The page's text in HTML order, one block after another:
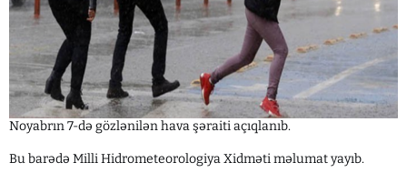
Noyabrın 7-də gözlənilən hava şəraiti açıqlanıb.
Bu barədə Milli Hidrometeorologiya Xidməti məlumat yayıb.